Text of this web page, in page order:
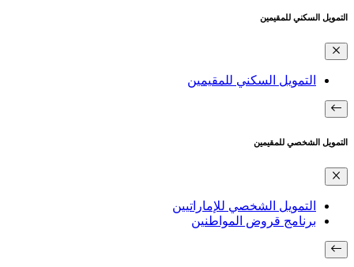
التمويل السكني للمقيمين
التمويل السكني للمقيمين
التمويل الشخصي للمقيمين
التمويل الشخصي للإماراتيين
برنامج قروض المواطنين